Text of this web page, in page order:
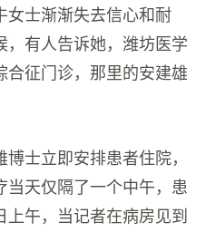
女士渐渐失去信心和耐
，有人告诉她，潍坊医学
合征门诊，那里的安建雄
博士立即安排患者住院，
当天仅隔了一个中午，患
午，当记者在病房见到